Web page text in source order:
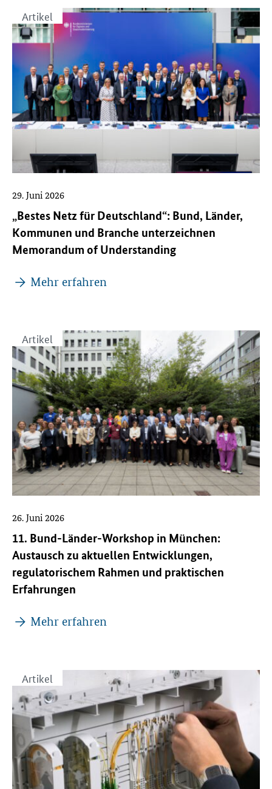
Artikel
„Bestes Netz für Deutschland“: Bund, Länder,
Kommunen und Branche unterzeichnen
Memorandum of Understanding
29. Juni 2026
Mehr erfahren
Artikel
11. Bund-Länder-Workshop in München:
Austausch zu aktuellen Entwicklungen,
regulatorischem Rahmen und praktischen
Erfahrungen
26. Juni 2026
Mehr erfahren
Artikel